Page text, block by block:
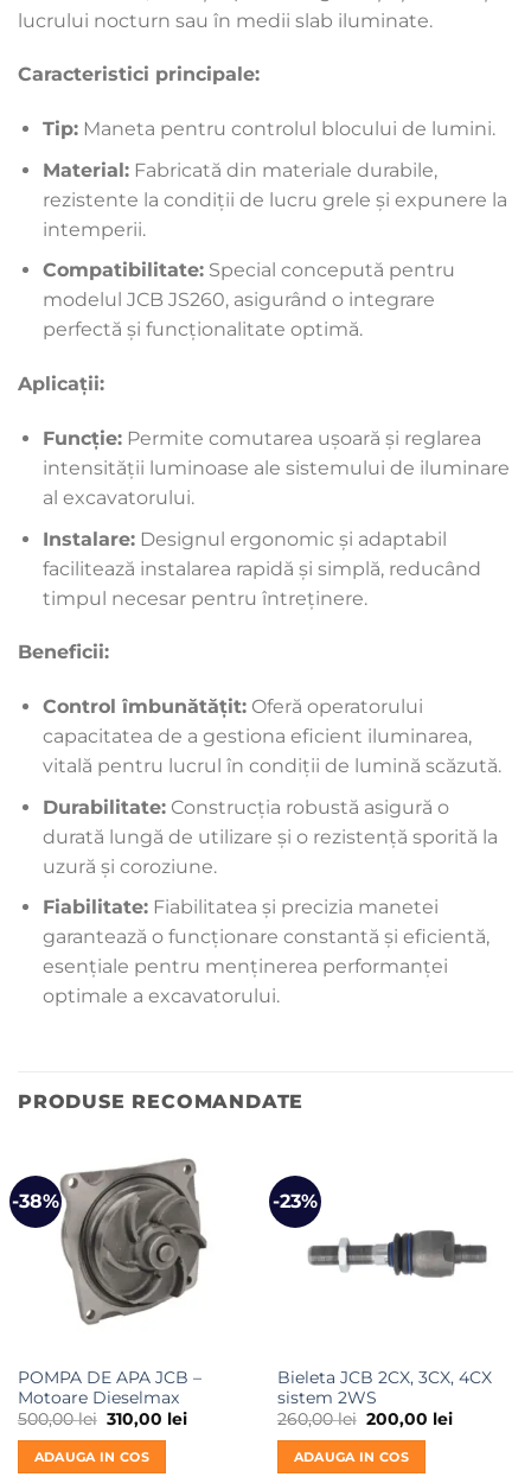
lucrului nocturn sau în medii slab iluminate.
Caracteristici principale:
Tip:Maneta pentru controlul blocului de lumini.
Material:Fabricată din materiale durabile,
rezistente la condiții de lucru grele și expunere la
intemperii.
Compatibilitate:Special concepută pentru
modelul JCB JS260, asigurând o integrare
perfectă și funcționalitate optimă.
Aplicații:
Funcție:Permite comutarea ușoară și reglarea
intensității luminoase ale sistemului de iluminare
al excavatorului.
Instalare:Designul ergonomic și adaptabil
facilitează instalarea rapidă și simplă, reducând
timpul necesar pentru întreținere.
Beneficii:
Control îmbunătățit:Oferă operatorului
capacitatea de a gestiona eficient iluminarea,
vitală pentru lucrul în condiții de lumină scăzută.
Durabilitate:Construcția robustă asigură o
durată lungă de utilizare și o rezistență sporită la
uzură și coroziune.
Fiabilitate:Fiabilitatea și precizia manetei
garantează o funcționare constantă și eficientă,
esențiale pentru menținerea performanței
optimale a excavatorului.
PRODUSE RECOMANDATE
-38%
POMPA DE APA JCB –
Motoare Dieselmax
500,00lei Prețul
inițial
a
fost:
310,00 leiPrețul
ADAUGA IN COS
-23%
Bieleta JCB 2CX, 3CX, 4CX
sistem 2WS
260,00lei Prețul
inițial
a
fost:
200,00 leiPrețul
ADAUGA IN COS